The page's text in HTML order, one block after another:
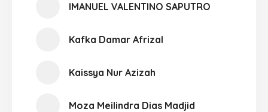
IMANUEL VALENTINO SAPUTRO
Kafka Damar Afrizal
Kaissya Nur Azizah
Moza Meilindra Dias Madjid